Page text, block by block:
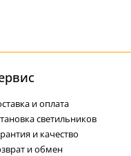
и оплата
светильников
и качество
и обмен